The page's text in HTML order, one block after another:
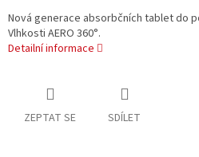
Nová generace absorbčních tablet do
Vlhkosti AERO 360°.
Detailní informace
ZEPTAT SE SDÍLET